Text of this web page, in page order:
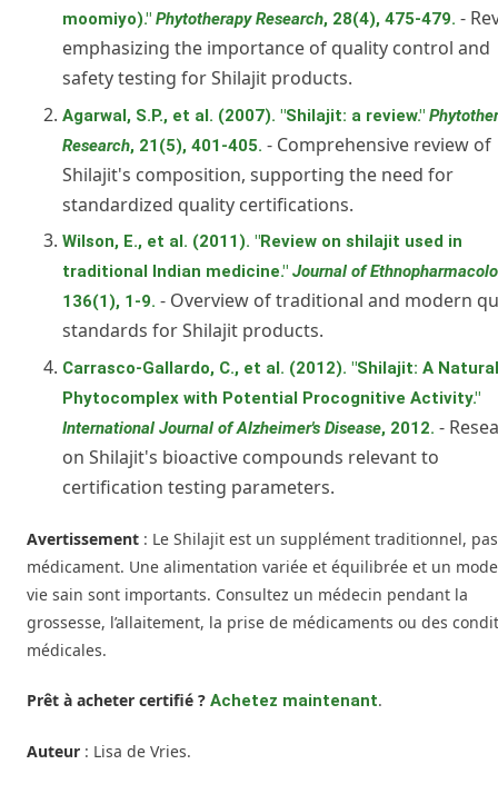
moomiyo)." Phytotherapy Research, 28(4), 475-479. -
emphasizing the importance of quality control and
safety testing for Shilajit products.
Agarwal, S.P., et al. (2007). "Shilajit: a review."
Research, 21(5), 401-405. - Comprehensive review of
Shilajit's composition, supporting the need for
standardized quality certifications.
Wilson, E., et al. (2011). "Review on shilajit used in
traditional Indian medicine." Journal of
136(1), 1-9. - Overview of traditional and modern
standards for Shilajit products.
Carrasco-Gallardo, C., et al. (2012). "Shilajit: A Natural
Phytocomplex with Potential Procognitive Activity."
International Journal of Alzheimer's Disease, 2012. -
on Shilajit's bioactive compounds relevant to
certification testing parameters.
Avertissement : Le Shilajit est un supplément traditionnel,
médicament. Une alimentation variée et équilibrée et un
vie sain sont importants. Consultez un médecin pendant la
grossesse, l’allaitement, la prise de médicaments ou des
médicales.
Prêt à acheter certifié ? Achetez maintenant.
Auteur : Lisa de Vries.